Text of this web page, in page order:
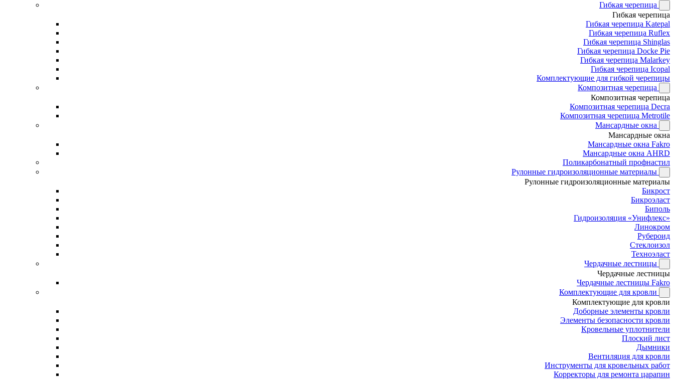
Гибкая черепица
Гибкая черепица
Гибкая черепица Katepal
Гибкая черепица Ruflex
Гибкая черепица Shinglas
Гибкая черепица Docke Pie
Гибкая черепица Malarkey
Гибкая черепица Icopal
Комплектующие для гибкой черепицы
Композитная черепица
Композитная черепица
Композитная черепица Decra
Композитная черепица Metrotile
Мансардные окна
Мансардные окна
Мансардные окна Fakro
Мансардные окна AHRD
Поликарбонатный профнастил
Рулонные гидроизоляционные материалы
Рулонные гидроизоляционные материалы
Бикрост
Бикроэласт
Биполь
Гидроизоляция «Унифлекс»
Линокром
Рубероид
Стеклоизол
Техноэласт
Чердачные лестницы
Чердачные лестницы
Чердачные лестницы Fakro
Комплектующие для кровли
Комплектующие для кровли
Доборные элементы кровли
Элементы безопасности кровли
Кровельные уплотнители
Плоский лист
Дымники
Вентиляция для кровли
Инструменты для кровельных работ
Корректоры для ремонта царапин